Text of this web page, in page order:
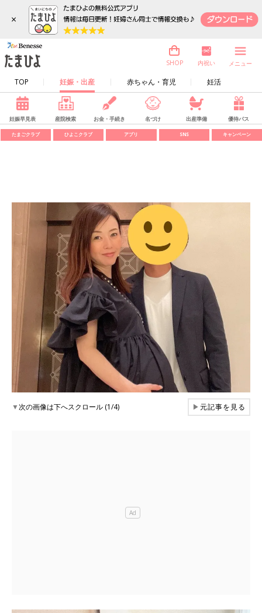
×
TOP 妊娠・出産 赤ちゃん・育児 妊活
SHOP 内祝い メニュー
妊娠早見表 産院検索 お金・手続き 名づけ 出産準備 優待パス
たまごクラブ ひよこクラブ アプリ SNS キャンペーン
▼次の画像は下へスクロール (1/4) ▶元記事を見る